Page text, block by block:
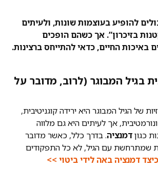
להופיע בעוצמות שונות, ולעיתים
בזיכרון”. אך כשהם הופכים
באיכות החיים, כדאי להתייחס ברצינות.
בגיל המבוגר (לרוב, מדובר על
של הגיל המבוגר היא ירידה קוגניטיבית,
אך לעיתים היא גם מלווה
כגוןדמנציה. בדרך כלל, כאשר מדובר
שמתרחשת עם הגיל, לא כל התפקודים
דמנציה באה לידי ביטוי >>